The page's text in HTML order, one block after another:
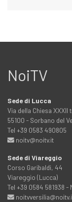
NoiTV
Sede di Lucca
Via della Chiesa XXXII
55100 - Sorbano del
Tel +39 0583 490805
noitv@noitv.it
Sede di Viareggio
Corso Garibaldi, 44
Viareggio (Lucca)
Tel +39 0584 581938 -